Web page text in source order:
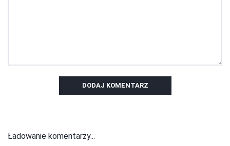
DODAJ KOMENTARZ
Ładowanie komentarzy...